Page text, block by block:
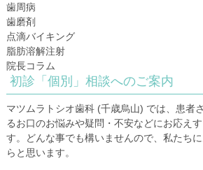
歯周病
歯磨剤
点滴バイキング
脂肪溶解注射
院長コラム
初診「個別」相談へのご案内
マツムラトシオ歯科 (千歳烏山) では、患者
るお口のお悩みや疑問・不安などにお応え
す。どんな事でも構いませんので、私たち
らと思います。